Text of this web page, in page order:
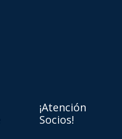
¡Atención
Socios!